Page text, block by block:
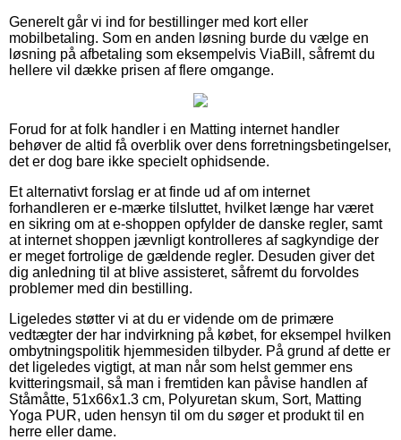
Generelt går vi ind for bestillinger med kort eller
mobilbetaling. Som en anden løsning burde du vælge en
løsning på afbetaling som eksempelvis ViaBill, såfremt du
hellere vil dække prisen af flere omgange.
Forud for at folk handler i en Matting internet handler
behøver de altid få overblik over dens forretningsbetingelser,
det er dog bare ikke specielt ophidsende.
Et alternativt forslag er at finde ud af om internet
forhandleren er e-mærke tilsluttet, hvilket længe har været
en sikring om at e-shoppen opfylder de danske regler, samt
at internet shoppen jævnligt kontrolleres af sagkyndige der
er meget fortrolige de gældende regler. Desuden giver det
dig anledning til at blive assisteret, såfremt du forvoldes
problemer med din bestilling.
Ligeledes støtter vi at du er vidende om de primære
vedtægter der har indvirkning på købet, for eksempel hvilken
ombytningspolitik hjemmesiden tilbyder. På grund af dette er
det ligeledes vigtigt, at man når som helst gemmer ens
kvitteringsmail, så man i fremtiden kan påvise handlen af
Ståmåtte, 51x66x1.3 cm, Polyuretan skum, Sort, Matting
Yoga PUR, uden hensyn til om du søger et produkt til en
herre eller dame.